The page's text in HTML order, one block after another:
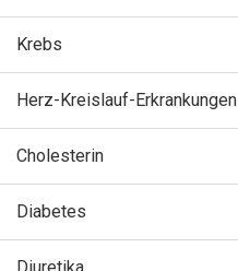
Krebs
Herz-Kreislauf-Erkrankungen
Cholesterin
Diabetes